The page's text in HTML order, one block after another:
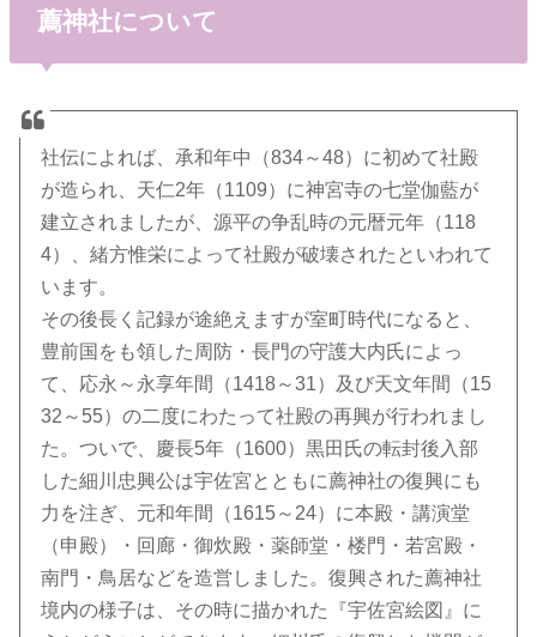
薦神社について
社伝によれば、承和年中（834～48）に初めて社殿
が造られ、天仁2年（1109）に神宮寺の七堂伽藍が
建立されましたが、源平の争乱時の元暦元年（118
4）、緒方惟栄によって社殿が破壊されたといわれて
います。
その後長く記録が途絶えますが室町時代になると、
豊前国をも領した周防・長門の守護大内氏によっ
て、応永～永享年間（1418～31）及び天文年間（15
32～55）の二度にわたって社殿の再興が行われまし
た。ついで、慶長5年（1600）黒田氏の転封後入部
した細川忠興公は宇佐宮とともに薦神社の復興にも
力を注ぎ、元和年間（1615～24）に本殿・講演堂
（申殿）・回廊・御炊殿・薬師堂・楼門・若宮殿・
南門・鳥居などを造営しました。復興された薦神社
境内の様子は、その時に描かれた『宇佐宮絵図』に